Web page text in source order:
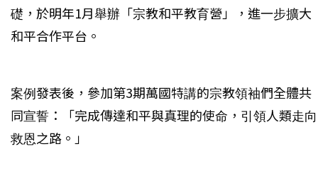
礎，於明年1月舉辦「宗教和平教育營」，進一步擴大
和平合作平台。
案例發表後，參加第3期萬國特講的宗教領袖們全體共
同宣誓：「完成傳達和平與真理的使命，引領人類走向
救恩之路。」